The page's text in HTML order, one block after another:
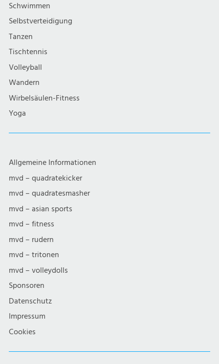
Schwimmen
Selbstverteidigung
Tanzen
Tischtennis
Volleyball
Wandern
Wirbelsäulen-Fitness
Yoga
Allgemeine Informationen
mvd – quadratekicker
mvd – quadratesmasher
mvd – asian sports
mvd – fitness
mvd – rudern
mvd – tritonen
mvd – volleydolls
Sponsoren
Datenschutz
Impressum
Cookies